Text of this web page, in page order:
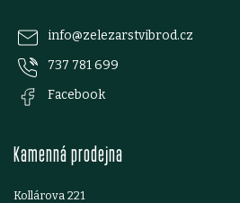
info@zelezarstvibrod.cz
737 781 699
Facebook
Kamenná prodejna
Kollárova 221